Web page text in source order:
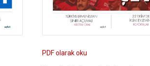
PDF olarak oku